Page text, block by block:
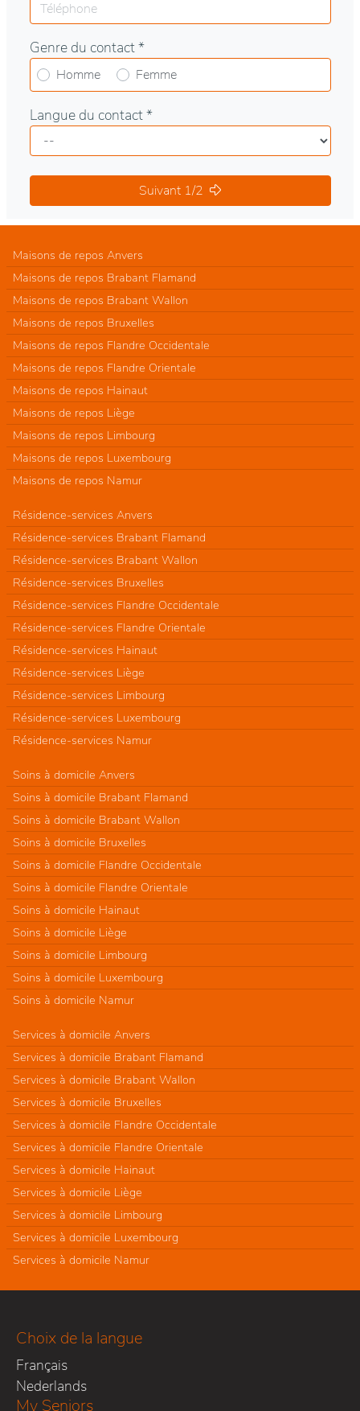
Genre du contact *
Homme Femme
Langue du contact *
Suivant 1/2
Maisons de repos Anvers
Maisons de repos Brabant Flamand
Maisons de repos Brabant Wallon
Maisons de repos Bruxelles
Maisons de repos Flandre Occidentale
Maisons de repos Flandre Orientale
Maisons de repos Hainaut
Maisons de repos Liège
Maisons de repos Limbourg
Maisons de repos Luxembourg
Maisons de repos Namur
Résidence-services Anvers
Résidence-services Brabant Flamand
Résidence-services Brabant Wallon
Résidence-services Bruxelles
Résidence-services Flandre Occidentale
Résidence-services Flandre Orientale
Résidence-services Hainaut
Résidence-services Liège
Résidence-services Limbourg
Résidence-services Luxembourg
Résidence-services Namur
Soins à domicile Anvers
Soins à domicile Brabant Flamand
Soins à domicile Brabant Wallon
Soins à domicile Bruxelles
Soins à domicile Flandre Occidentale
Soins à domicile Flandre Orientale
Soins à domicile Hainaut
Soins à domicile Liège
Soins à domicile Limbourg
Soins à domicile Luxembourg
Soins à domicile Namur
Services à domicile Anvers
Services à domicile Brabant Flamand
Services à domicile Brabant Wallon
Services à domicile Bruxelles
Services à domicile Flandre Occidentale
Services à domicile Flandre Orientale
Services à domicile Hainaut
Services à domicile Liège
Services à domicile Limbourg
Services à domicile Luxembourg
Services à domicile Namur
Choix de la langue
Français
Nederlands
My Seniors